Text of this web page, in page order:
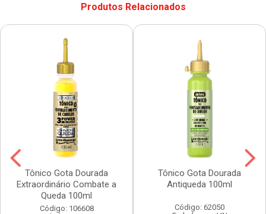
Produtos Relacionados
Tônico Gota Dourada
Extraordinário Combate a
Queda 100ml
Código: 106608
Tônico Gota Dourada
Antiqueda 100ml
Código: 62050